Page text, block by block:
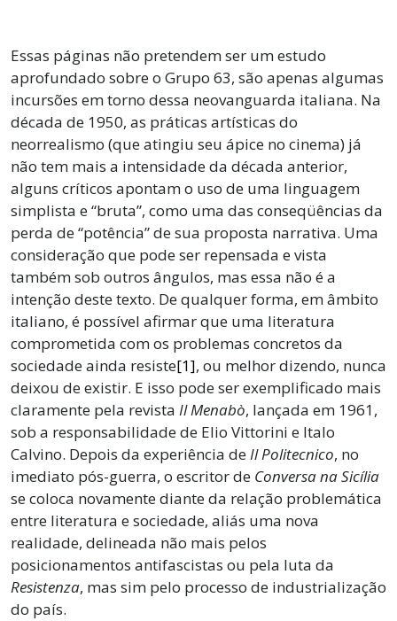
Essas páginas não pretendem ser um estudo
aprofundado sobre o Grupo 63, são apenas algumas
incursões em torno dessa neovanguarda italiana. Na
década de 1950, as práticas artísticas do
neorrealismo (que atingiu seu ápice no cinema) já
não tem mais a intensidade da década anterior,
alguns críticos apontam o uso de uma linguagem
simplista e “bruta”, como uma das conseqüências da
perda de “potência” de sua proposta narrativa. Uma
consideração que pode ser repensada e vista
também sob outros ângulos, mas essa não é a
intenção deste texto. De qualquer forma, em âmbito
italiano, é possível afirmar que uma literatura
comprometida com os problemas concretos da
sociedade ainda resiste[1], ou melhor dizendo, nunca
deixou de existir. E isso pode ser exemplificado mais
claramente pela revista Il Menabò, lançada em 1961,
sob a responsabilidade de Elio Vittorini e Italo
Calvino. Depois da experiência deIl Politecnico, no
imediato pós-guerra, o escritor de Conversa na Sicília
se coloca novamente diante da relação problemática
entre literatura e sociedade, aliás uma nova
realidade, delineada não mais pelos
posicionamentos antifascistas ou pela luta da
Resistenza, mas sim pelo processo de industrialização
do país.